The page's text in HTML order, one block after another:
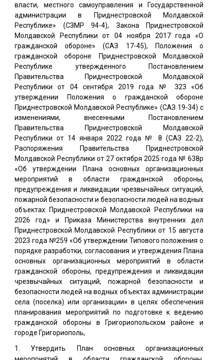
власти, местного самоуправления и Государственной
администрации в Приднестровской Молдавской
Республике» (СЗМР 94-4), Закона Приднестровской
Молдавской Республики от 04 ноября 2017 года «О
гражданской обороне» (САЗ 17-45), Положения о
гражданской обороне Приднестровской Молдавской
Республике утвержденного Постановлением
Правительства Приднестровской Молдавской
Республики от 04 сентября 2019 года № 323 «Об
утверждении Положения о гражданской обороне
Приднестровской Молдавской Республике» (САЗ 19-34) с
изменениями, внесенными Постановлением
Правительства Приднестровской Молдавской
Республики от 14 января 2022 года № 8 (САЗ 22-2),
Распоряжения Правительства Приднестровской
Молдавской Республики от 27 октября 2025 года № 638р
«Об утверждении Плана основных организационных
мероприятий в области гражданской обороны,
предупреждения и ликвидации чрезвычайных ситуаций,
пожарной безопасности и безопасности людей на водных
объектах Приднестровской Молдавской Республики на
2026 год» и Приказа Министерства внутренних дел
Приднестровской Молдавской Республики от 15 августа
2023 года №259 «Об утверждении Типового положения о
порядке разработки, согласования и утверждения Плана
основных организационных мероприятий в области
гражданской обороны, предупреждения и ликвидации
чрезвычайных ситуаций, пожарной безопасности и
безопасности людей на водных объектах администрации
села (поселка) или организации» в целях обеспечения
планирования мероприятий по подготовке к ведению
гражданской обороны в Григориопольском районе и
городе Григориополь,
Утвердить План основных организационных